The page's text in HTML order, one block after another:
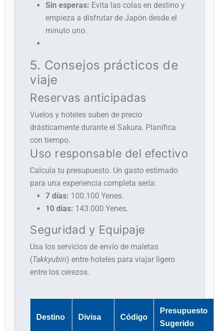
Sin esperas: Evita las colas en destino y
empieza a disfrutar de Japón desde el
minuto uno.
5. Consejos prácticos de
viaje
Reservas anticipadas
Vuelos y hoteles suben de precio
drásticamente durante el Sakura. Planifica
con tiempo.
Uso responsable del efectivo
Calcula tu presupuesto. Un gasto estimado
para una experiencia completa sería:
7 días: 100.100 Yenes.
10 días: 143.000 Yenes.
Seguridad y Equipaje
Usa los servicios de envío de maletas
(Takkyubin) entre hoteles para viajar ligero
entre los cerezos.
Destino Divisa Código
Presupuesto
Sugerido